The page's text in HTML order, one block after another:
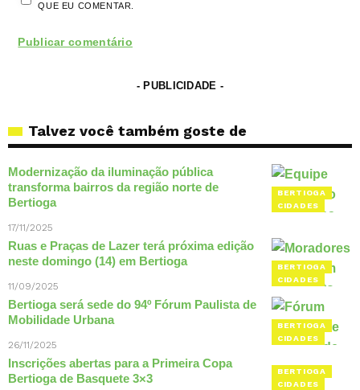
QUE EU COMENTAR.
- PUBLICIDADE -
Talvez você também goste de
BERTIOGA
CIDADES
Modernização da iluminação pública
transforma bairros da região norte de
Bertioga
17/11/2025
BERTIOGA
CIDADES
Ruas e Praças de Lazer terá próxima edição
neste domingo (14) em Bertioga
11/09/2025
BERTIOGA
CIDADES
Bertioga será sede do 94º Fórum Paulista de
Mobilidade Urbana
26/11/2025
BERTIOGA
CIDADES
Inscrições abertas para a Primeira Copa
Bertioga de Basquete 3×3